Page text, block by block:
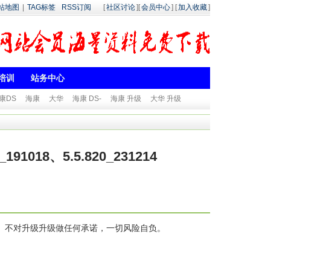
地图 TAG标签 RSS订阅 [社区讨论][会员中心] [加入收藏]
训 站务中心
DS 海康 大华 海康 DS- 海康 升级 大华 升级
、5.5.820_231214
不对升级升级做任何承诺，一切风险自负。